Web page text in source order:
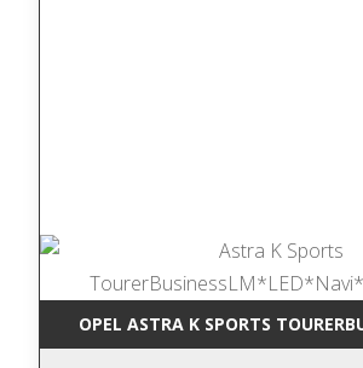
OPEL ASTRA K SPORTS